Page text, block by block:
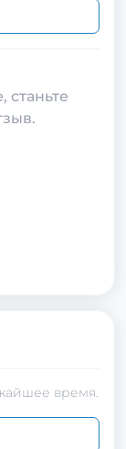
станьте
время.